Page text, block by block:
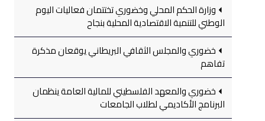
وزارة الحكم المحلي وخضوري تختتمان فعاليات اليوم
الوطني للتنمية الاقتصادية المحلية بنجاح
خضوري والمجلس الثقافي البريطاني يوقعان مذكرة
تفاهم
خضوري والمعهد الفلسطيني للمالية العامة ينظمان
البرنامج الأكاديمي لطلاب الجامعات